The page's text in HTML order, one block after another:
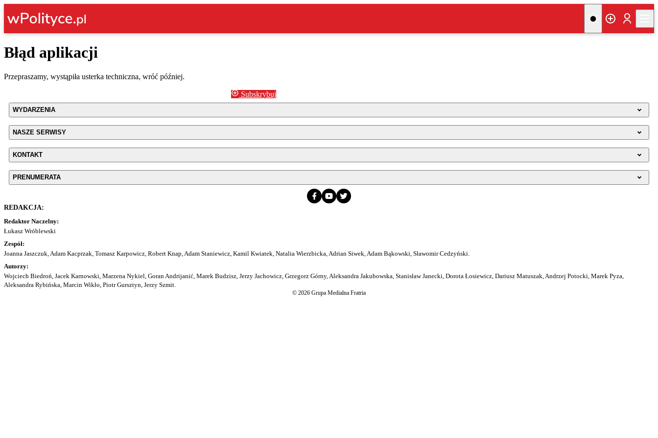
Błąd aplikacji
Przepraszamy, wystąpiła usterka techniczna, wróć później.
Subskrybuj
WYDARZENIA
NASZE SERWISY
KONTAKT
PRENUMERATA
REDAKCJA:
Redaktor Naczelny:
Łukasz Wróblewski
Zespół:
Joanna Jaszczuk, Adam Kacprzak, Tomasz Karpowicz, Robert Knap, Adam Staniewicz, Kamil Kwiatek, Natalia Wierzbicka, Adrian Siwek, Adam Bąkowski, Sławomir Cedzyński.
Autorzy:
Wojciech Biedroń, Jacek Karnowski, Marzena Nykiel, Goran Andrijanić, Marek Budzisz, Jerzy Jachowicz, Grzegorz Górny, Aleksandra Jakubowska, Stanisław Janecki, Dorota Łosiewicz, Dariusz Matuszak, Andrzej Potocki, Marek Pyza,
Aleksandra Rybińska, Marcin Wikło, Piotr Gursztyn, Jerzy Szmit.
© 2026 Grupa Medialna Fratria